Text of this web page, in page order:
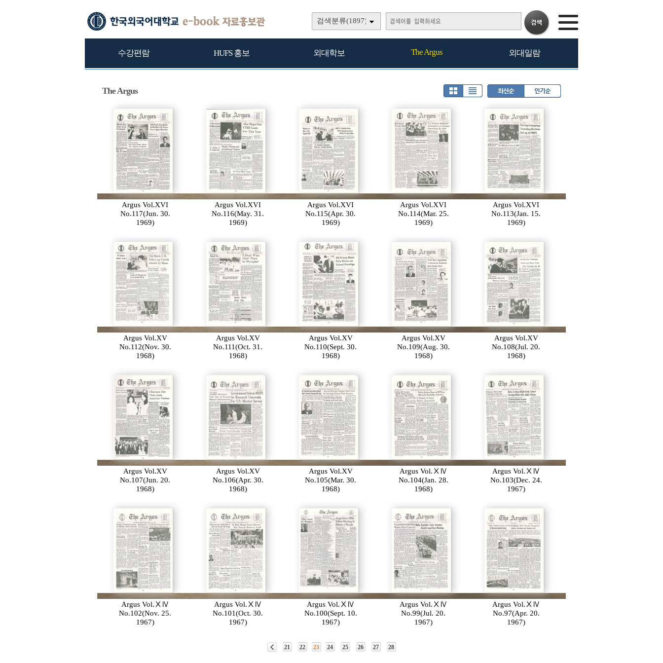
검색분류(1897)
수강편람 HUFS 홍보 외대학보 The Argus 외대일람
The Argus
Argus Vol.XVI
No.117(Jun. 30.
1969)
Argus Vol.XVI
No.116(May. 31.
1969)
Argus Vol.XVI
No.115(Apr. 30.
1969)
Argus Vol.XVI
No.114(Mar. 25.
1969)
Argus Vol.XVI
No.113(Jan. 15.
1969)
Argus Vol.XV
No.112(Nov. 30.
1968)
Argus Vol.XV
No.111(Oct. 31.
1968)
Argus Vol.XV
No.110(Sept. 30.
1968)
Argus Vol.XV
No.109(Aug. 30.
1968)
Argus Vol.XV
No.108(Jul. 20.
1968)
Argus Vol.XV
No.107(Jun. 20.
1968)
Argus Vol.XV
No.106(Apr. 30.
1968)
Argus Vol.XV
No.105(Mar. 30.
1968)
Argus Vol.ⅩⅣ
No.104(Jan. 28.
1968)
Argus Vol.ⅩⅣ
No.103(Dec. 24.
1967)
Argus Vol.ⅩⅣ
No.102(Nov. 25.
1967)
Argus Vol.ⅩⅣ
No.101(Oct. 30.
1967)
Argus Vol.ⅩⅣ
No.100(Sept. 10.
1967)
Argus Vol.ⅩⅣ
No.99(Jul. 20.
1967)
Argus Vol.ⅩⅣ
No.97(Apr. 20.
1967)
21 22 23 24 25 26 27 28